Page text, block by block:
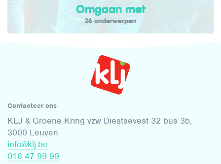
Omgaan met
26 onderwerpen
Contacteer ons
KLJ & Groene Kring vzw Diestsevest 32 bus 3b,
3000 Leuven
info@klj.be​
016 47 99 99